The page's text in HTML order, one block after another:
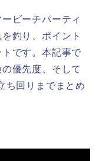
ビーチパーティ
釣り、ポイント
です。本記事で
優先度、そして
ち回りまでまとめ